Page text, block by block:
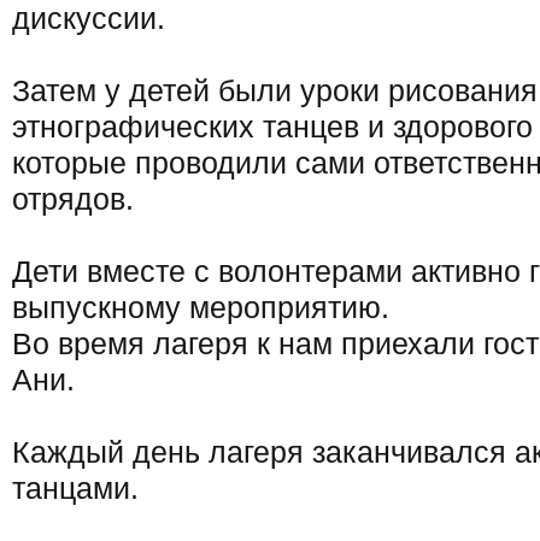
дискуссии.
Затем у детей были уроки
этнографических танцев и
которые проводили сами
отрядов.
Дети вместе с волонтерами активно
выпускному мероприятию.
Во время лагеря к нам приехали
Ани.
Каждый день лагеря заканчивался
танцами.